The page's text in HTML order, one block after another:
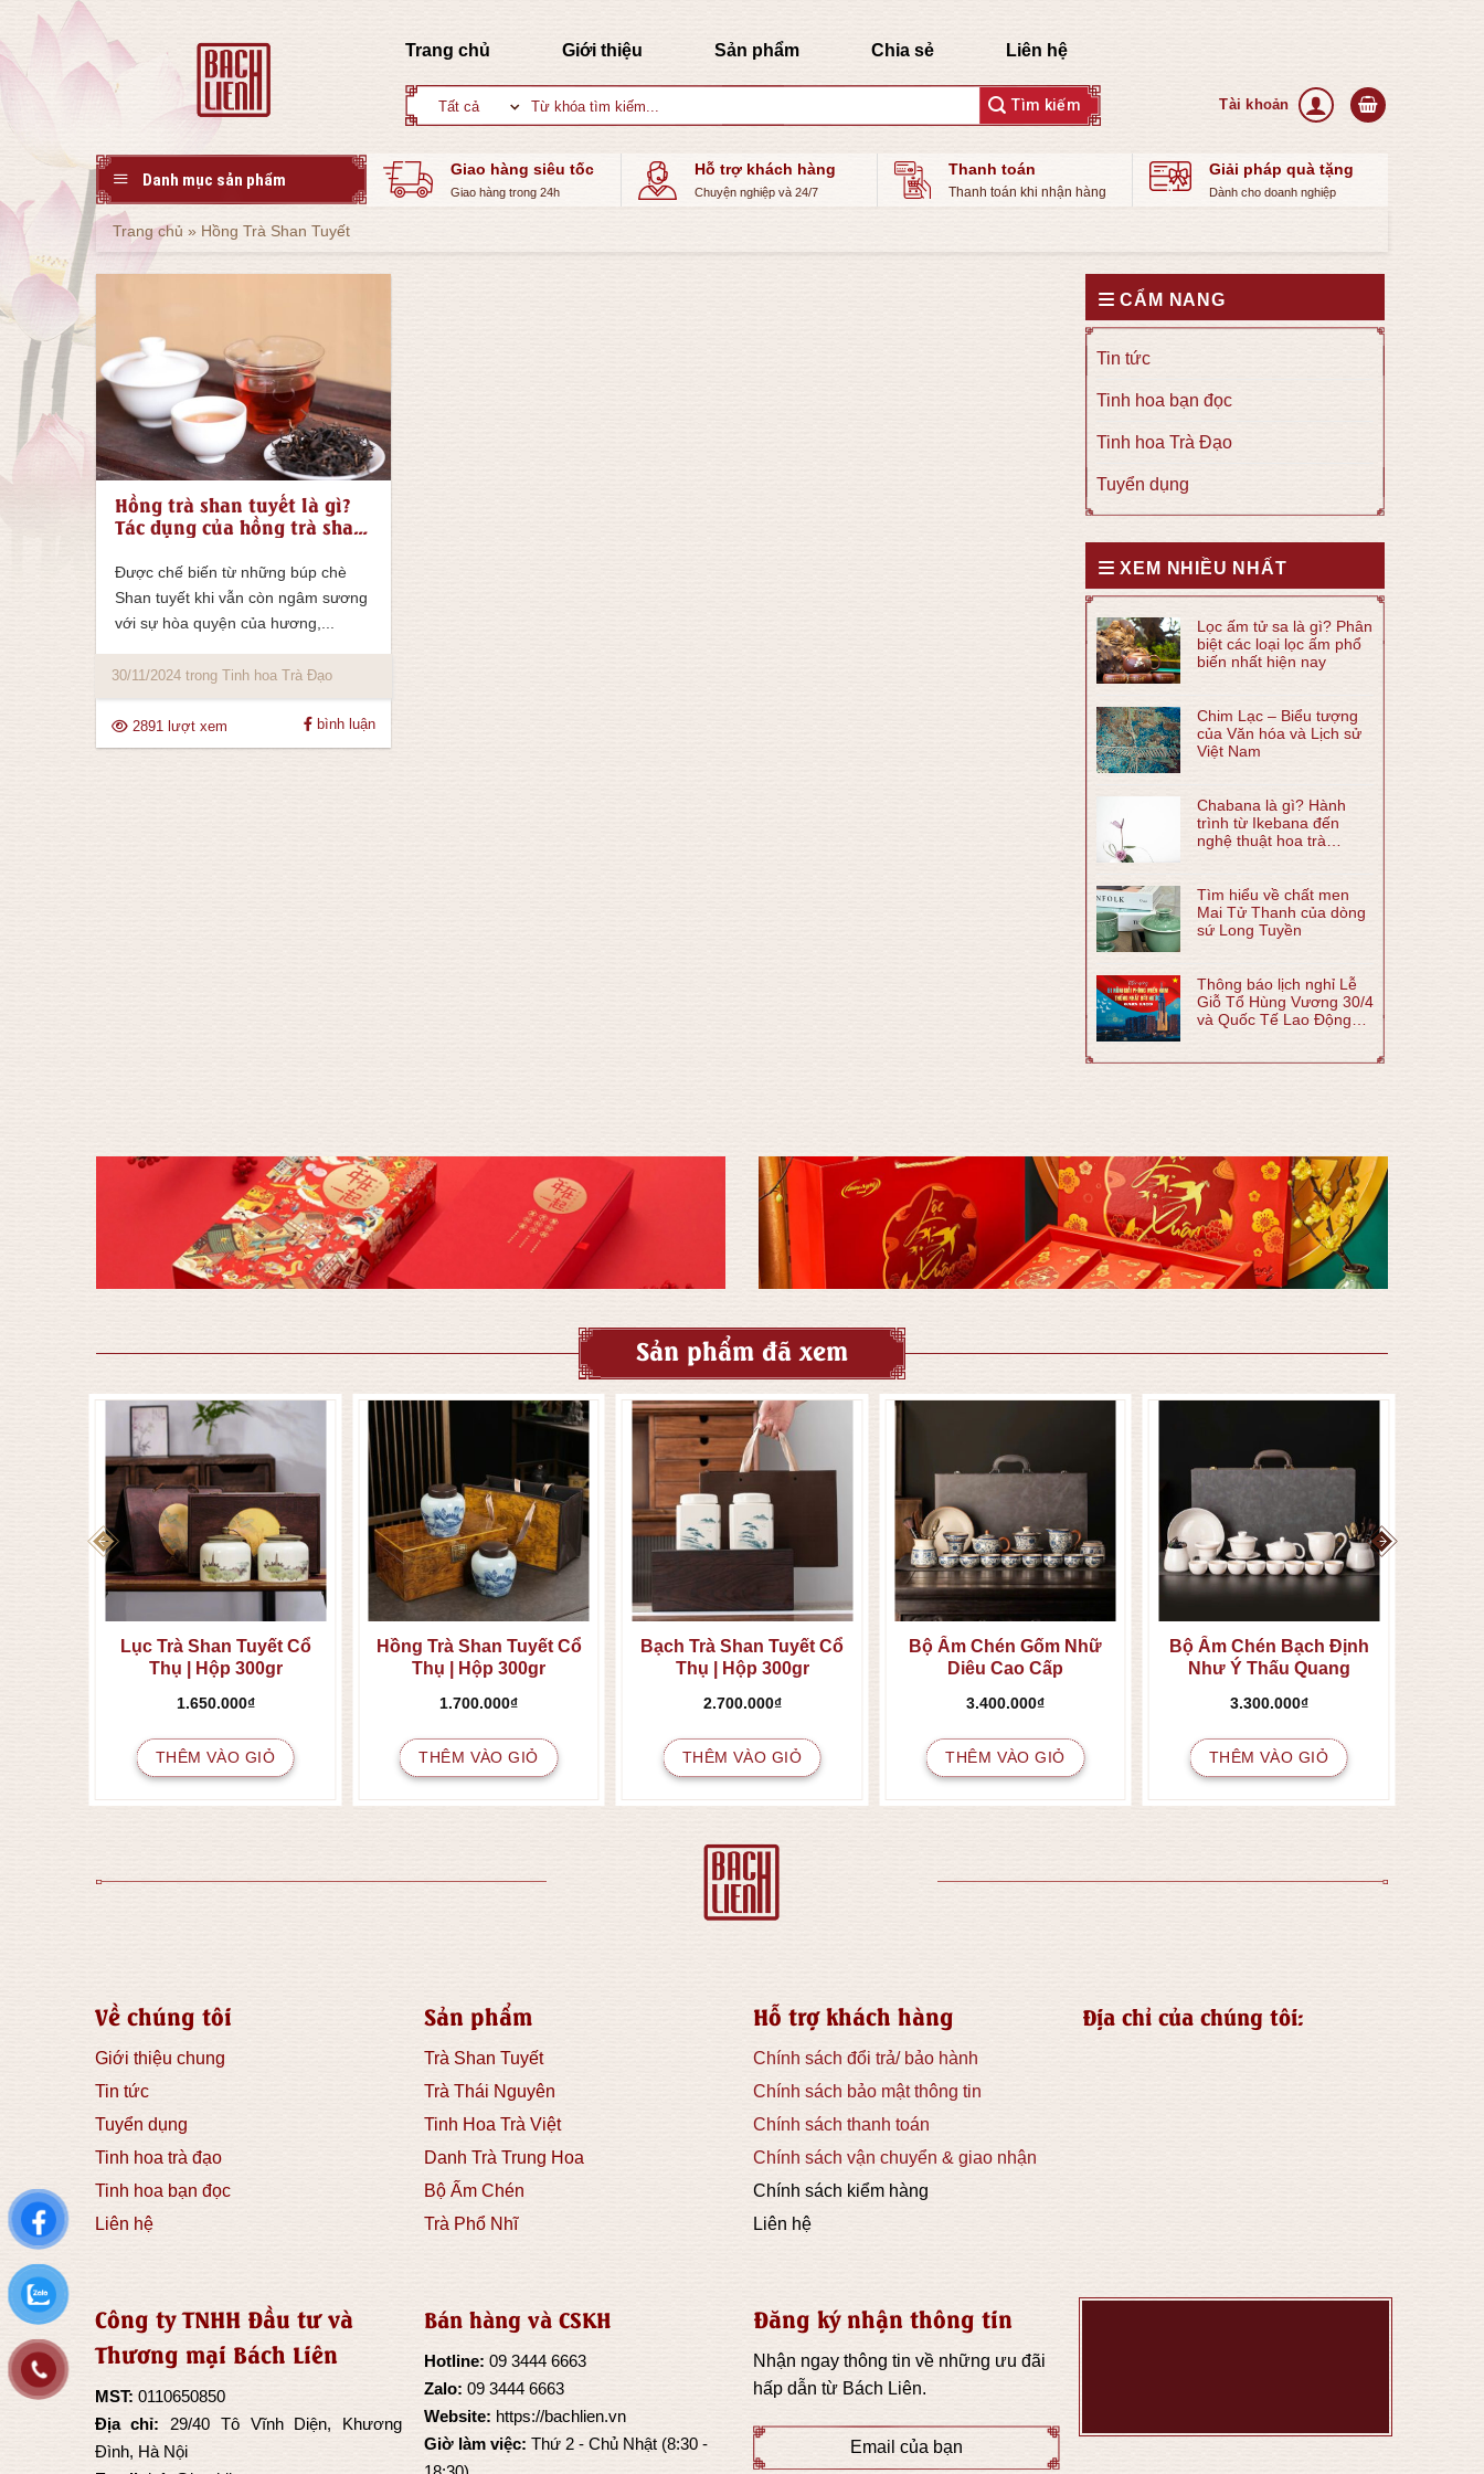
to
content
Trang chủ Giới thiệu Sản phẩm Chia sẻ Liên hệ
kiếm:
Danh mục sản phẩm
Giao hàng siêu tốc
Giao hàng trong 24h
Hỗ trợ khách hàng
Chuyện nghiệp và 24/7
Thanh toán
Thanh toán khi nhận hàng
Giải pháp quà tặng
Dành cho doanh nghiệp
Trang chủ » Hồng Trà Shan Tuyết
Hồng trà shan tuyết là gì?
Tác dụng của hồng trà shan
Được chế biến từ những búp chè
Shan tuyết khi vẫn còn ngâm sương
với sự hòa quyện của hương,...
30/11/2024 trong Tinh hoa Trà Đạo
2891 lượt xem bình luận
CẨM NANG
Tin tức
Tinh hoa bạn đọc
Tinh hoa Trà Đạo
Tuyển dụng
XEM NHIỀU NHẤT
Lọc ấm tử sa là gì? Phân
biệt các loại lọc ấm phổ
biến nhất hiện nay
Chim Lạc – Biểu tượng
của Văn hóa và Lịch sử
Việt Nam
Chabana là gì? Hành
trình từ Ikebana đến
nghệ thuật hoa trà
Tìm hiểu về chất men
Mai Tử Thanh của dòng
sứ Long Tuyền
Thông báo lịch nghỉ Lễ
Giỗ Tổ Hùng Vương 30/4
và Quốc Tế Lao Động
Sản phẩm đã xem
Lục Trà Shan Tuyết Cổ
Thụ | Hộp 300gr
1.650.000₫
THÊM VÀO GIỎ
Hồng Trà Shan Tuyết Cổ
Thụ | Hộp 300gr
1.700.000₫
THÊM VÀO GIỎ
Bạch Trà Shan Tuyết Cổ
Thụ | Hộp 300gr
2.700.000₫
THÊM VÀO GIỎ
Bộ Ấm Chén Gốm Nhữ
Diêu Cao Cấp
3.400.000₫
THÊM VÀO GIỎ
Bộ Ấm Chén Bạch Định
Như Ý Thấu Quang
3.300.000₫
THÊM VÀO GIỎ
Về chúng tôi
Giới thiệu chung
Tin tức
Tuyển dụng
Tinh hoa trà đạo
Tinh hoa bạn đọc
Liên hệ
Sản phẩm
Trà Shan Tuyết
Trà Thái Nguyên
Tinh Hoa Trà Việt
Danh Trà Trung Hoa
Bộ Ấm Chén
Trà Phổ Nhĩ
Hỗ trợ khách hàng
Chính sách đổi trả/ bảo hành
Chính sách bảo mật thông tin
Chính sách thanh toán
Chính sách vận chuyển & giao nhận
Chính sách kiểm hàng
Liên hệ
Địa chỉ của chúng tôi:
Công ty TNHH Đầu tư và
Thương mại Bách Liên
MST: 0110650850
Địa chỉ:
29/40 Tô Vĩnh Diện, Khương
Đình, Hà Nội
Bán hàng và CSKH
Hotline: 09 3444 6663
Zalo: 09 3444 6663
Website: https://bachlien.vn
Giờ làm việc: Thứ 2 - Chủ Nhật (8:30 -
Đăng ký nhận thông tin
Nhận ngay thông tin về những ưu đãi
hấp dẫn từ Bách Liên.